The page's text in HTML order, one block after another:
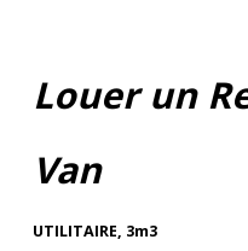
Louer un
Van
UTILITAIRE, 3m3